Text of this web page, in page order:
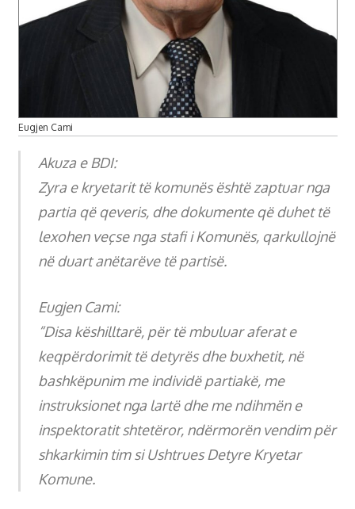
Eugjen Cami
Akuza e BDI:
Zyra e kryetarit të komunës është zaptuar nga
partia që qeveris, dhe dokumente që duhet të
lexohen veçse nga stafi i Komunës, qarkullojnë
në duart anëtarëve të partisë.
Eugjen Cami:
“Disa këshilltarë, për të mbuluar aferat e
keqpërdorimit të detyrës dhe buxhetit, në
bashkëpunim me individë partiakë, me
instruksionet nga lartë dhe me ndihmën e
inspektoratit shtetëror, ndërmorën vendim për
shkarkimin tim si Ushtrues Detyre Kryetar
Komune.